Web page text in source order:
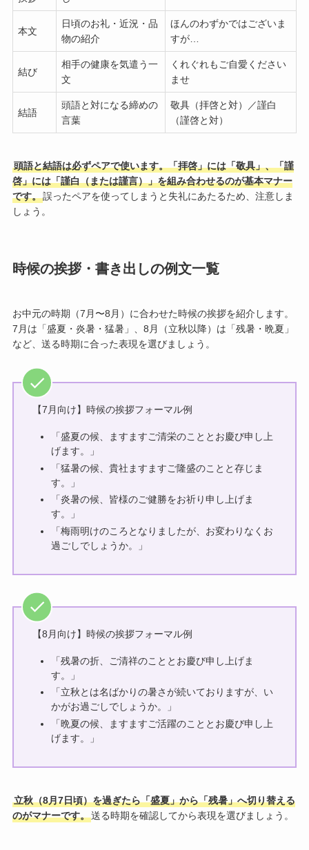
本文
日頃のお礼・近況・品
物の紹介
ほんのわずかではございま
すが…
結び
相手の健康を気遣う一
文
くれぐれもご自愛ください
ませ
結語
頭語と対になる締めの
言葉
敬具（拝啓と対）／謹白
（謹啓と対）
頭語と結語は必ずペアで使います。「拝啓」には「敬具」、「謹
啓」には「謹白（または謹言）」を組み合わせるのが基本マナー
です。誤ったペアを使ってしまうと失礼にあたるため、注意しま
しょう。
時候の挨拶・書き出しの例文一覧
お中元の時期（7月〜8月）に合わせた時候の挨拶を紹介します。
7月は「盛夏・炎暑・猛暑」、8月（立秋以降）は「残暑・晩夏」
など、送る時期に合った表現を選びましょう。
【7月向け】時候の挨拶フォーマル例
「盛夏の候、ますますご清栄のこととお慶び申し上
げます。」
「猛暑の候、貴社ますますご隆盛のことと存じま
す。」
「炎暑の候、皆様のご健勝をお祈り申し上げま
す。」
「梅雨明けのころとなりましたが、お変わりなくお
過ごしでしょうか。」
【8月向け】時候の挨拶フォーマル例
「残暑の折、ご清祥のこととお慶び申し上げま
す。」
「立秋とは名ばかりの暑さが続いておりますが、い
かがお過ごしでしょうか。」
「晩夏の候、ますますご活躍のこととお慶び申し上
げます。」
立秋（8月7日頃）を過ぎたら「盛夏」から「残暑」へ切り替える
のがマナーです。送る時期を確認してから表現を選びましょう。